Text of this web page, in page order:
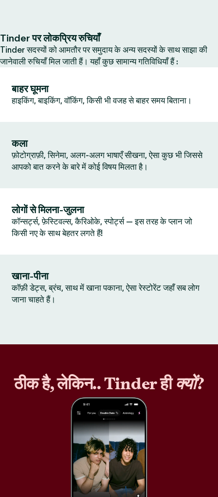
Tinder पर लोकप्रिय रुचियाँ
Tinder सदस्यों को आमतौर पर समुदाय के अन्य सदस्यों के साथ साझा की
जानेवाली रुचियाँ मिल जाती हैं। यहाँ कुछ सामान्य गतिविधियाँ हैं :
बाहर घूमना
हाइकिंग, बाइकिंग, वॉकिंग, किसी भी वजह से बाहर समय बिताना।
कला
फ़ोटोग्राफ़ी, सिनेमा, अलग-अलग भाषाएँ सीखना, ऐसा कुछ भी जिससे
आपको बात करने के बारे में कोई विषय मिलता है।
लोगों से मिलना-जुलना
कॉन्सर्ट्स, फ़ेस्टिवल्स, कैरिओके, स्पोर्ट्स — इस तरह के प्लान जो
किसी नए के साथ बेहतर लगते हैं!
खाना-पीना
कॉफ़ी डेट्स, ब्रंच, साथ में खाना पकाना, ऐसा रेस्टोरेंट जहाँ सब लोग
जाना चाहते हैं।
ठीक है, लेकिन.. Tinder हीक्यों?